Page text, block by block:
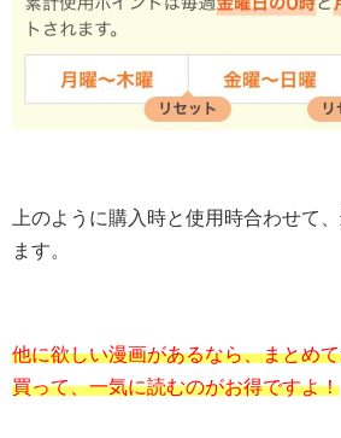
上のように購入時と使用時合わせて
ます。
他に欲しい漫画があるなら、まとめ
買って、一気に読むのがお得ですよ！